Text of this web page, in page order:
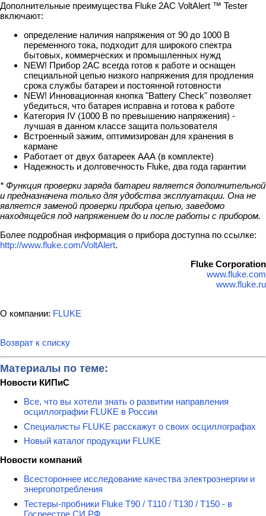
Дополнительные преимущества Fluke 2AC VoltAlert ™ Tester
включают:
определение наличия напряжения от 90 до 1000 В
переменного тока, подходит для широкого спектра
бытовых, коммерческих и промышленных нужд
NEW! Прибор 2AC всегда готов к работе и оснащен
специальной цепью низкого напряжения для продления
срока службы батареи и постоянной готовности
NEW! Инновационная кнопка "Battery Check" позволяет
убедиться, что батарея исправна и готова к работе
Категория IV (1000 В по превышению напряжения) -
лучшая в данном классе защита пользователя
Встроенный зажим, оптимизирован для хранения в
кармане
Работает от двух батареек ААА (в комплекте)
Надежность и долговечность Fluke, два года гарантии
* Функция проверки заряда батареи является дополнительной
и предназначена только для удобства эксплуатации. Она не
является заменой проверки прибора цепью, заведомо
находящейся под напряжением до и после работы с прибором.
Более подробная информация о прибора доступна по ссылке:
http://www.fluke.com/VoltAlert.
Fluke Corporation
www.fluke.com
www.fluke.ru
О компании: FLUKE
Возврат к списку
Материалы по теме:
Новости КИПиС
Все, что вы хотели знать о развитии направления
осциллографии FLUKE в России
Специалисты FLUKE расскажут о своих осциллографах
Новый каталог продукции FLUKE
Новости компаний
Всестороннее исследование качества электроэнергии и
энергопотребления
Тестеры-пробники Fluke T90 / T110 / T130 / T150 - в
Госреестре СИ РФ